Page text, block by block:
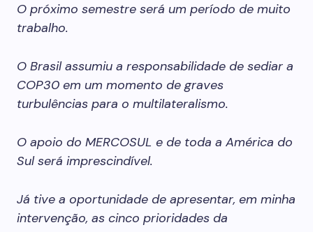
O próximo semestre será um período de muito
trabalho.
O Brasil assumiu a responsabilidade de sediar a
COP30 em um momento de graves
turbulências para o multilateralismo.
O apoio do MERCOSUL e de toda a América do
Sul será imprescindível.
Já tive a oportunidade de apresentar, em minha
intervenção, as cinco prioridades da